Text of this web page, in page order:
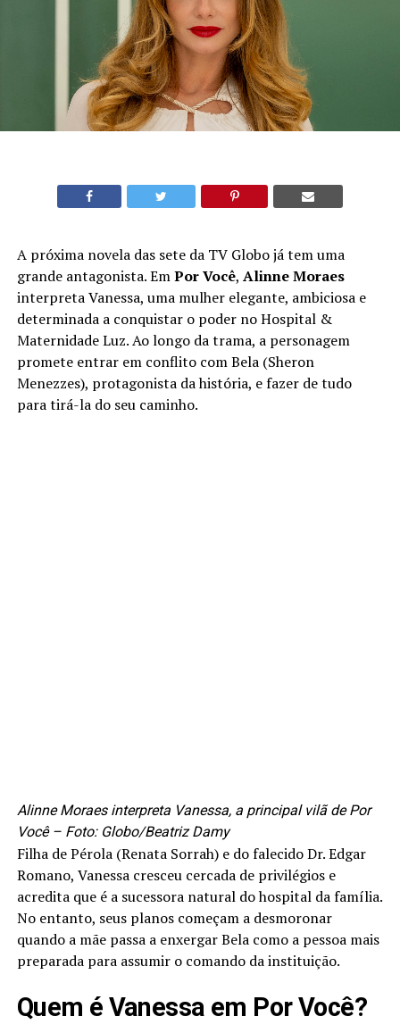
A próxima novela das sete da TV Globo já tem uma
grande antagonista. EmPor Você, Alinne Moraes
interpreta Vanessa, uma mulher elegante, ambiciosa e
determinada a conquistar o poder no Hospital &
Maternidade Luz. Ao longo da trama, a personagem
promete entrar em conflito com Bela (Sheron
Menezzes), protagonista da história, e fazer de tudo
para tirá-la do seu caminho.
Alinne Moraes interpreta Vanessa, a principal vilã de Por
Você – Foto: Globo/Beatriz Damy
Filha de Pérola (Renata Sorrah) e do falecido Dr. Edgar
Romano, Vanessa cresceu cercada de privilégios e
acredita que é a sucessora natural do hospital da família.
No entanto, seus planos começam a desmoronar
quando a mãe passa a enxergar Bela como a pessoa mais
preparada para assumir o comando da instituição.
Quem é Vanessa em Por Você?